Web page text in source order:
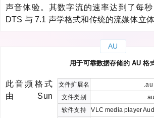
声音体验。其数字流的速率达到了每秒
DTS 与 7.1 声学格式和传统的流媒体立
AU
用于可靠数据存储的 AU 格
文件扩展名
文件类别
软件支持
VLC media player
此音频格式
由 Sun